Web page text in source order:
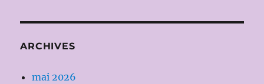
ARCHIVES
mai 2026